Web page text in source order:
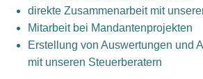
direkte Zusammenarbeit mit
Mitarbeit bei Mandantenprojekten
Erstellung von Auswertungen und
mit unseren Steuerberatern